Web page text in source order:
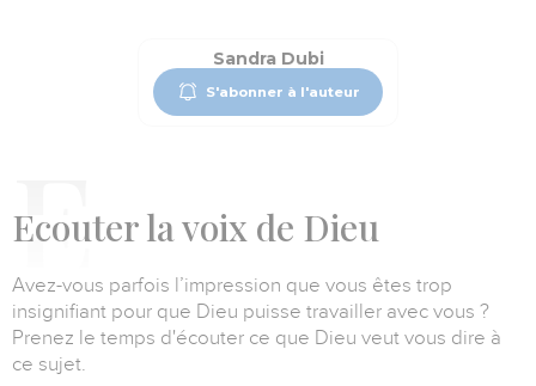
Sandra Dubi
S'abonner à l'auteur
Ecouter la voix de Dieu
Avez-vous parfois l’impression que vous êtes trop
insignifiant pour que Dieu puisse travailler avec vous ?
Prenez le temps d'écouter ce que Dieu veut vous dire à
ce sujet.